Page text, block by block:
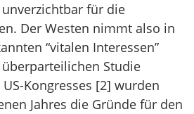
für die
Der Westen nimmt also in
“vitalen Interessen”
Studie
Kongresses [2] wurden
Jahres die Gründe für den